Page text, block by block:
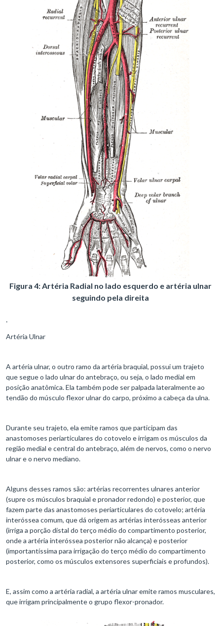
Figura 4: Artéria Radial no lado esquerdo e artéria ulnar
seguindo pela direita
.
Artéria Ulnar
A artéria ulnar, o outro ramo da artéria braquial, possui um trajeto
que segue o lado ulnar do antebraço, ou seja, o lado medial em
posição anatômica. Ela também pode ser palpada lateralmente ao
tendão do músculo flexor ulnar do carpo, próximo a cabeça da ulna.
Durante seu trajeto, ela emite ramos que participam das
anastomoses periarticulares do cotovelo e irrigam os músculos da
região medial e central do antebraço, além de nervos, como o nervo
ulnar e o nervo mediano.
Alguns desses ramos são: artérias recorrentes ulnares anterior
(supre os músculos braquial e pronador redondo) e posterior, que
fazem parte das anastomoses periarticulares do cotovelo; artéria
interóssea comum, que dá origem as artérias interósseas anterior
(irriga a porção distal do terço médio do compartimento posterior,
onde a artéria interóssea posterior não alcança) e posterior
(importantíssima para irrigação do terço médio do compartimento
posterior, como os músculos extensores superficiais e profundos).
E, assim como a artéria radial, a artéria ulnar emite ramos musculares,
que irrigam principalmente o grupo flexor-pronador.